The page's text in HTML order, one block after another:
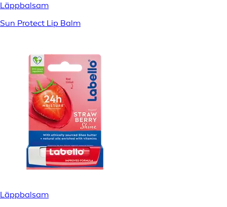
Läppbalsam
Sun Protect Lip Balm
Läppbalsam